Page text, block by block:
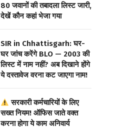
80 जवानों की तबादला लिस्ट जारी,
देखें कौन कहां भेजा गया
SIR in Chhattisgarh: घर-
घर जांच करेंगे BLO — 2003 की
लिस्ट में नाम नहीं? अब दिखाने होंगे
ये दस्तावेज वरना कट जाएगा नाम!
सरकारी कर्मचारियों के लिए
सख्त नियम! ऑफिस जाते वक्त
करना होगा ये काम अनिवार्य